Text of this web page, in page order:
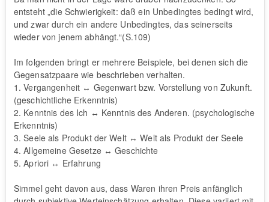
entsteht „die Schwierigkeit: daß ein Unbedingtes bedingt wird,
und zwar durch ein andere Unbedingtes, das seinerseits
wieder von jenem abhängt.“(S.109)
Im folgenden bringt er mehrere Beispiele, bei denen sich die
Gegensatzpaare wie beschrieben verhalten.
1. Vergangenheit ↔ Gegenwart bzw. Vorstellung von Zukunft.
(geschichtliche Erkenntnis)
2. Kenntnis des Ich ↔ Kenntnis des Anderen. (psychologische
Erkenntnis)
3. Seele als Produkt der Welt ↔ Welt als Produkt der Seele
4. Allgemeine Gesetze ↔ Geschichte
5. Apriori ↔ Erfahrung
Simmel geht davon aus, dass Waren ihren Preis anfänglich